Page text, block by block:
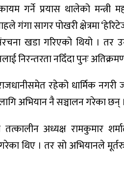
गर्ने प्रयास थालेको
सागर पोखरी क्षेत्रमा
खडा गरिएको थियो । तर
नदिँदा पुनः
रहेको धार्मिक
अभियान नै सञ्चालन गरेका छन् ।
अध्यक्ष रामकुमार
थिए । तर सो अभियानले